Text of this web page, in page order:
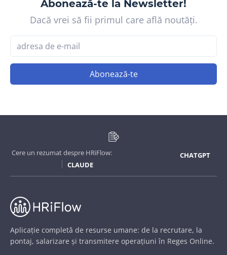
Abonează-te la Newsletter!
Dacă vrei să fii primul care află noutăți.
Abonează-te
Cere un rezumat despre HRiFlow:
CHATGPT
CLAUDE
Aplicație completă de resurse umane: de la recrutare, la
pontaj, salarizare și transmitere operațiuni în Reges Online.